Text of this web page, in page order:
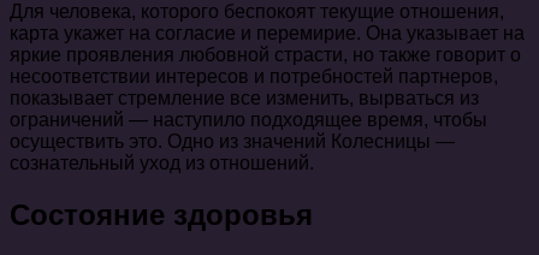
Для человека, которого беспокоят текущие отношения,
карта укажет на согласие и перемирие. Она указывает на
яркие проявления любовной страсти, но также говорит о
несоответствии интересов и потребностей партнеров,
показывает стремление все изменить, вырваться из
ограничений — наступило подходящее время, чтобы
осуществить это. Одно из значений Колесницы —
сознательный уход из отношений.
Состояние здоровья